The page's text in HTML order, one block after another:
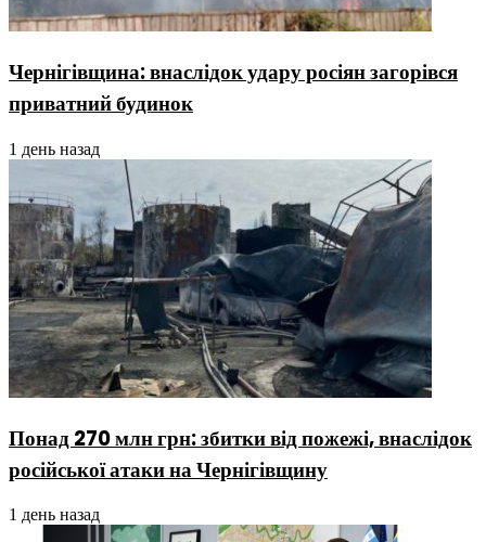
Чернігівщина: внаслідок удару росіян загорівся
приватний будинок
1 день назад
Понад 270 млн грн: збитки від пожежі, внаслідок
російської атаки на Чернігівщину
1 день назад